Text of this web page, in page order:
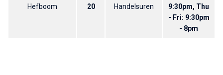
Hefboom 20 Handelsuren
9:30pm, Thu
- Fri: 9:30pm
- 8pm